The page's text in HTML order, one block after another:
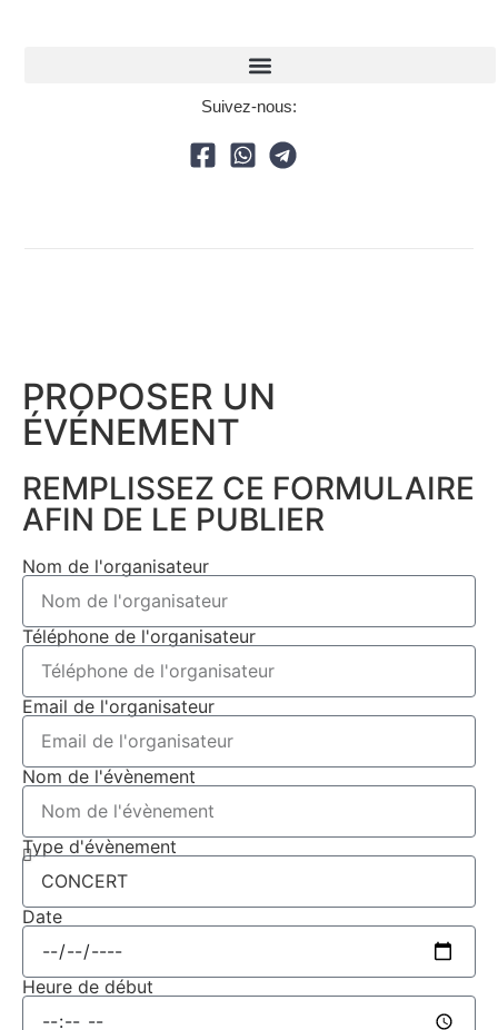
Suivez-nous:
PROPOSER UN
ÉVÉNEMENT​
REMPLISSEZ CE FORMULAIRE
AFIN DE LE PUBLIER
Nom de l'organisateur
Téléphone de l'organisateur
Email de l'organisateur
Nom de l'évènement
Type d'évènement
Date
Heure de début